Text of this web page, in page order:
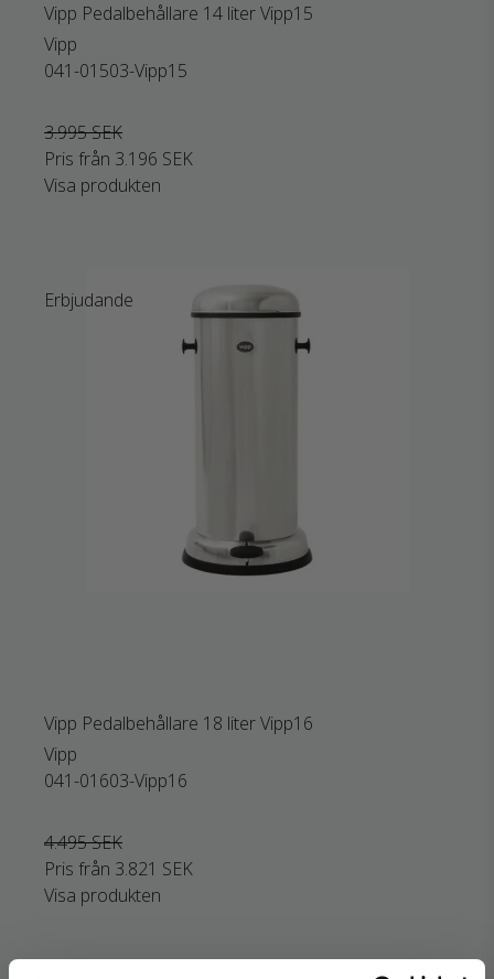
Vipp Pedalbehållare 14 liter Vipp15
Vipp
041-01503-Vipp15
3.995 SEK
Pris från 3.196 SEK
Visa produkten
Erbjudande
Vipp Pedalbehållare 18 liter Vipp16
Vipp
041-01603-Vipp16
4.495 SEK
Pris från 3.821 SEK
Visa produkten